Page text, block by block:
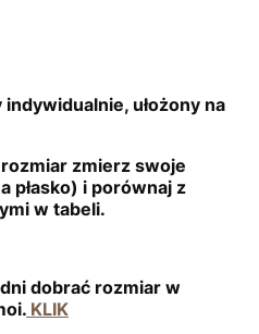
ułożony na
zmierz swoje
płasko) i porównaj z
w tabeli.
dobrać rozmiar w
KLIK